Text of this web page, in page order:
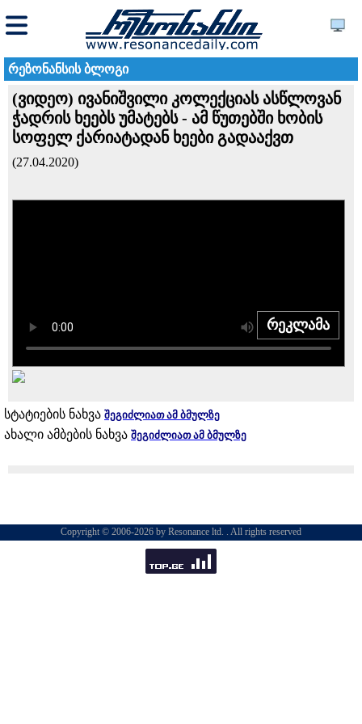
რეზონანსის ბლოგი
(ვიდეო) ივანიშვილი კოლექციას ასწლოვან
ჭადრის ხეებს უმატებს - ამ წუთებში ხობის
სოფელ ქარიატადან ხეები გადააქვთ
(27.04.2020)
რეკლამა
სტატიების ნახვა შეგიძლიათ ამ ბმულზე
ახალი ამბების ნახვა შეგიძლიათ ამ ბმულზე
Copyright © 2006-2026 by Resonance ltd. . All rights reserved